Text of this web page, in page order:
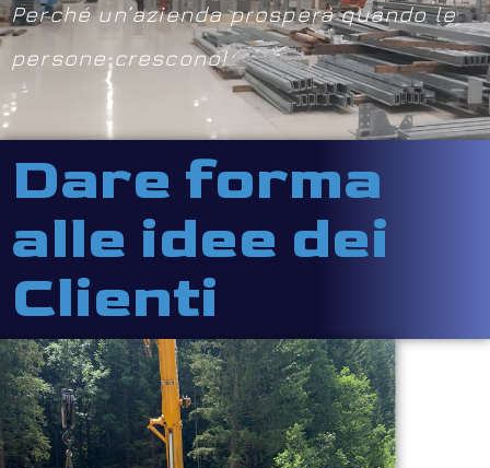
Perché un’azienda prospera quando le
persone crescono!
Dare forma
alle idee dei
Clienti